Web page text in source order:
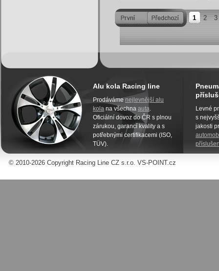
1 2 3
Alu kola Racing line
Prodáváme nejlevnější alu
kola na všechna auta.
Oficiální dovoz do ČR s plnou
zárukou, garancí kvality a s
potřebnými certifikacemi (ISO,
TÜV).
Levné
s
jakosti
© 2010-2026 Copyright Racing Line CZ s.r.o. VS-POINT.cz